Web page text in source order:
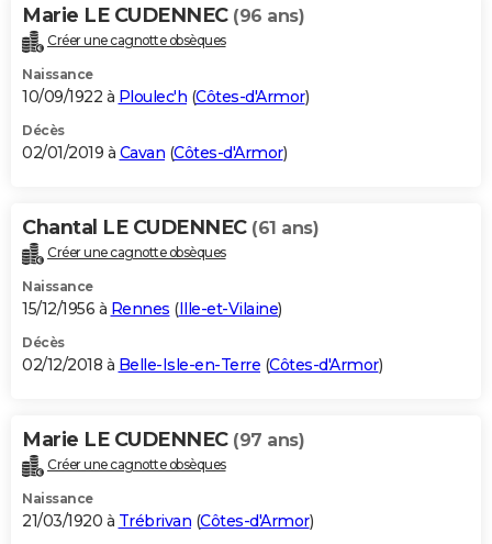
Marie LE CUDENNEC (96 ans)
Créer une cagnotte obsèques
Naissance
10/09/1922 à Ploulec'h (Côtes-d'Armor)
Décès
02/01/2019 à Cavan (Côtes-d'Armor)
Chantal LE CUDENNEC (61 ans)
Créer une cagnotte obsèques
Naissance
15/12/1956 à Rennes (Ille-et-Vilaine)
Décès
02/12/2018 à Belle-Isle-en-Terre (Côtes-d'Armor)
Marie LE CUDENNEC (97 ans)
Créer une cagnotte obsèques
Naissance
21/03/1920 à Trébrivan (Côtes-d'Armor)